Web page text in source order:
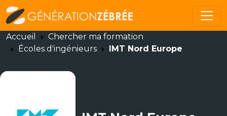
Accueil
Chercher ma formation
Écoles d'ingénieurs
IMT Nord Europe